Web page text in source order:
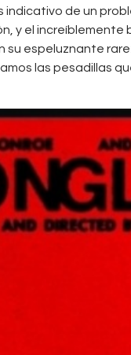
indicativo de un
y el increíblemente
su espeluznante
las pesadillas